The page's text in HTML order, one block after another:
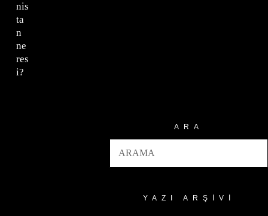
nis
ta
n
ne
res
i?
ARA
YAZI ARŞIVI